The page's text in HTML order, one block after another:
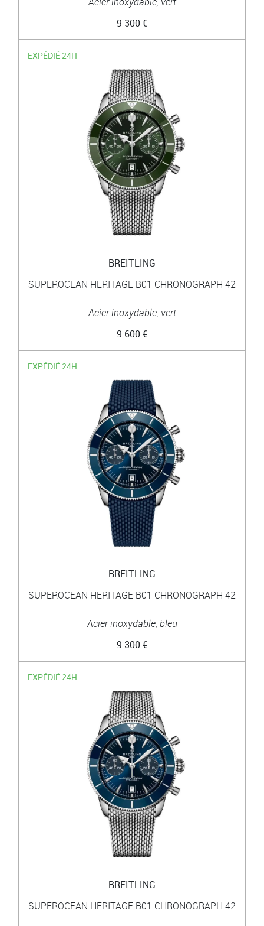
9 300 €
EXPÉDIÉ 24H
BREITLING
SUPEROCEAN HERITAGE B01 CHRONOGRAPH 42
Acier inoxydable, vert
9 600 €
EXPÉDIÉ 24H
BREITLING
SUPEROCEAN HERITAGE B01 CHRONOGRAPH 42
Acier inoxydable, bleu
9 300 €
EXPÉDIÉ 24H
BREITLING
SUPEROCEAN HERITAGE B01 CHRONOGRAPH 42